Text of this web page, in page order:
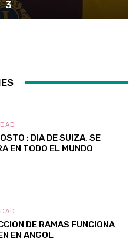
3
: DIA DE SUIZA, SE
EN TODO EL MUNDO
DE RAMAS FUNCIONA
EN ANGOL